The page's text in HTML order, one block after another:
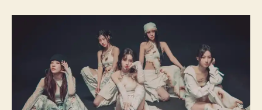
r
d
e
p
u
b
l
i
c
R
r
e
n
o